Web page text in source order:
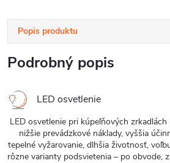
Popis produktu
Podrobný popis
LED osvetlenie
LED osvetlenie pri kúpeľňových
nižšie prevádzkové náklady, vyššia
tepelné vyžarovanie, dlhšia životnosť,
rôzne varianty podsvietenia – po obvode,